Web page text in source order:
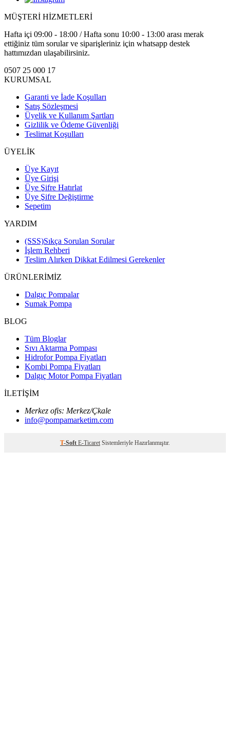
MÜŞTERİ HİZMETLERİ
Hafta içi 09:00 - 18:00 / Hafta sonu 10:00 - 13:00 arası merak
ettiğiniz tüm sorular ve siparişleriniz için whatsapp destek
hattımızdan ulaşabilirsiniz.
0507 25 000 17
KURUMSAL
Garanti ve İade Koşulları
Satış Sözleşmesi
Üyelik ve Kullanım Şartları
Gizlilik ve Ödeme Güvenliği
Teslimat Koşulları
ÜYELİK
Üye Kayıt
Üye Girişi
Üye Şifre Hatırlat
Üye Şifre Değiştirme
Sepetim
YARDIM
(SSS)Sıkça Sorulan Sorular
İşlem Rehberi
Teslim Alırken Dikkat Edilmesi Gerekenler
ÜRÜNLERİMİZ
Dalgıç Pompalar
Sumak Pompa
BLOG
Tüm Bloglar
Sıvı Aktarma Pompası
Hidrofor Pompa Fiyatları
Kombi Pompa Fiyatları
Dalgıç Motor Pompa Fiyatları
İLETİŞİM
Merkez ofis: Merkez/Çkale
info@pompamarketim.com
T-Soft E-Ticaret Sistemleriyle Hazırlanmıştır.